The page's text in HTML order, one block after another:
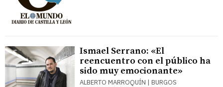
Ismael Serrano: «El
reencuentro con el público ha
sido muy emocionante»
ALBERTO MARROQUÍN | BURGOS